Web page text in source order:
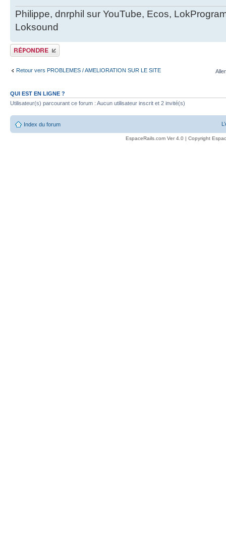
Philippe, dnrphil sur YouTube, Ecos,
Loksound
Publier une réponse
Retour vers PROBLEMES / AMELIORATION SUR LE SITE
QUI EST EN LIGNE ?
Utilisateur(s) parcourant ce forum : Aucun utilisateur inscrit et 2 invité(s)
Index du forum
EspaceRails.com Ver 4.0 | Copyright